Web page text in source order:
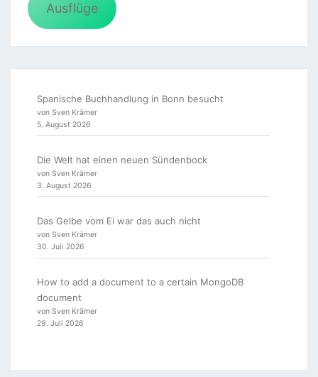
Ausflüge
Spanische Buchhandlung in Bonn besucht
von Sven Krämer
5. August 2026
Die Welt hat einen neuen Sündenbock
von Sven Krämer
3. August 2026
Das Gelbe vom Ei war das auch nicht
von Sven Krämer
30. Juli 2026
How to add a document to a certain MongoDB
document
von Sven Krämer
29. Juli 2026